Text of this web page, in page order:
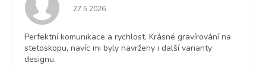
Hodnocení obchodu je 5 z 5 hvězdiček.
27.5.2026
Perfektní komunikace a rychlost. Krásné gravírování na
stetoskopu, navíc mi byly navrženy i další varianty
designu.